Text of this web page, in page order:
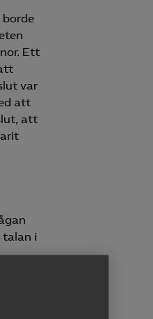
borde
Ett
var
att
att
talan i